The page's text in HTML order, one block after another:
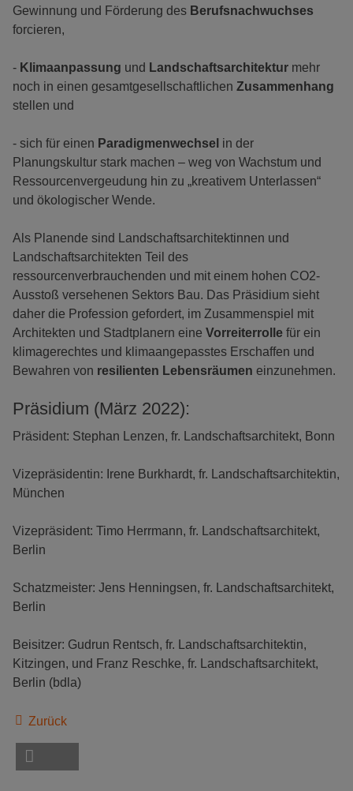
Gewinnung und Förderung des Berufsnachwuchses
forcieren,
- Klimaanpassung und Landschaftsarchitektur mehr
noch in einen gesamtgesellschaftlichen Zusammenhang
stellen und
- sich für einen Paradigmenwechsel in der
Planungskultur stark machen – weg von Wachstum und
Ressourcenvergeudung hin zu „kreativem Unterlassen“
und ökologischer Wende.
Als Planende sind Landschaftsarchitektinnen und
Landschaftsarchitekten Teil des
ressourcenverbrauchenden und mit einem hohen CO2-
Ausstoß versehenen Sektors Bau. Das Präsidium sieht
daher die Profession gefordert, im Zusammenspiel mit
Architekten und Stadtplanern eine Vorreiterrolle für ein
klimagerechtes und klimaangepasstes Erschaffen und
Bewahren von resilienten Lebensräumen einzunehmen.
Präsidium (März 2022):
Präsident: Stephan Lenzen, fr. Landschaftsarchitekt, Bonn
Vizepräsidentin: Irene Burkhardt, fr. Landschaftsarchitektin,
München
Vizepräsident: Timo Herrmann, fr. Landschaftsarchitekt,
Berlin
Schatzmeister: Jens Henningsen, fr. Landschaftsarchitekt,
Berlin
Beisitzer: Gudrun Rentsch, fr. Landschaftsarchitektin,
Kitzingen, und Franz Reschke, fr. Landschaftsarchitekt,
Berlin (bdla)
Zurück